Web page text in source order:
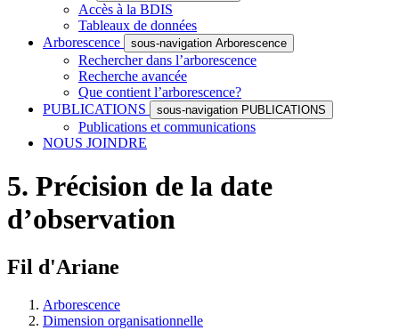
Accès à la BDIS
Tableaux de données
Arborescence
sous-navigation Arborescence
Rechercher dans l’arborescence
Recherche avancée
Que contient l’arborescence?
PUBLICATIONS
sous-navigation PUBLICATIONS
Publications et communications
NOUS JOINDRE
5. Précision de la date
d’observation
Fil d'Ariane
Arborescence
Dimension organisationnelle